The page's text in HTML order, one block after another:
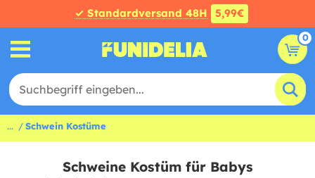
✓ Standardversand 48H 5,99€
0
... Schwein Kostüme
Schweine Kostüm für Babys